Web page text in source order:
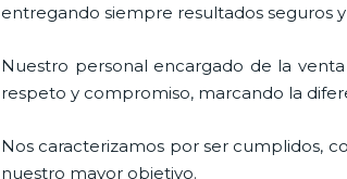
entregando siempre resultados seguros
Nuestro personal encargado de la
respeto y compromiso, marcando la
Nos caracterizamos por ser cumplidos,
nuestro mayor objetivo.